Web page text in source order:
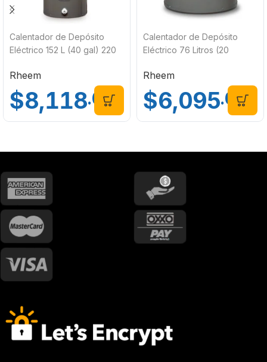
Calentador de Depósito
Eléctrico 152 L (40 gal) 220
Rheem
$8,118.00
Calentador de Depósito
Eléctrico 76 Litros (20
89VP20/474724
Rheem
$6,095.00